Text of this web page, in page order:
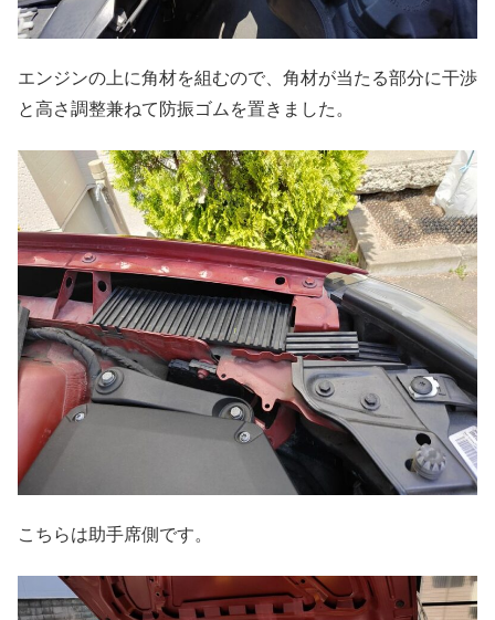
エンジンの上に角材を組むので、角材が当たる部分に干渉
と高さ調整兼ねて防振ゴムを置きました。
こちらは助手席側です。